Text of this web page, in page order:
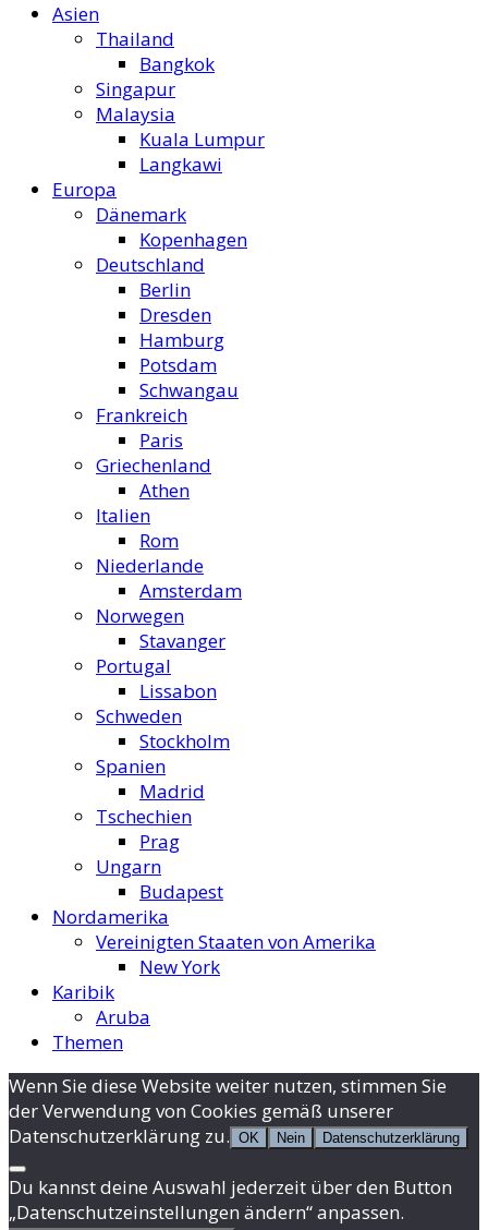
Asien
Thailand
Bangkok
Singapur
Malaysia
Kuala Lumpur
Langkawi
Europa
Dänemark
Kopenhagen
Deutschland
Berlin
Dresden
Hamburg
Potsdam
Schwangau
Frankreich
Paris
Griechenland
Athen
Italien
Rom
Niederlande
Amsterdam
Norwegen
Stavanger
Portugal
Lissabon
Schweden
Stockholm
Spanien
Madrid
Tschechien
Prag
Ungarn
Budapest
Nordamerika
Vereinigten Staaten von Amerika
New York
Karibik
Aruba
Themen
Wenn Sie diese Website weiter nutzen, stimmen Sie
der Verwendung von Cookies gemäß unserer
Datenschutzerklärung zu. OK Nein Datenschutzerklärung
Du kannst deine Auswahl jederzeit über den Button
„Datenschutzeinstellungen ändern“ anpassen.